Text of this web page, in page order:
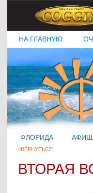
НА ГЛАВНУЮ
ФЛОРИДА
<ВЕРНУТЬСЯ
ВТОРАЯ